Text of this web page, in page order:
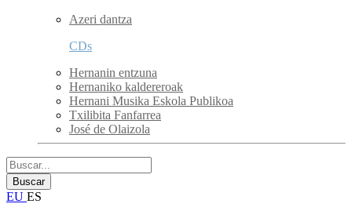
Azeri dantza
CDs
Hernanin entzuna
Hernaniko kaldereroak
Hernani Musika Eskola Publikoa
Txilibita Fanfarrea
José de Olaizola
EU ES